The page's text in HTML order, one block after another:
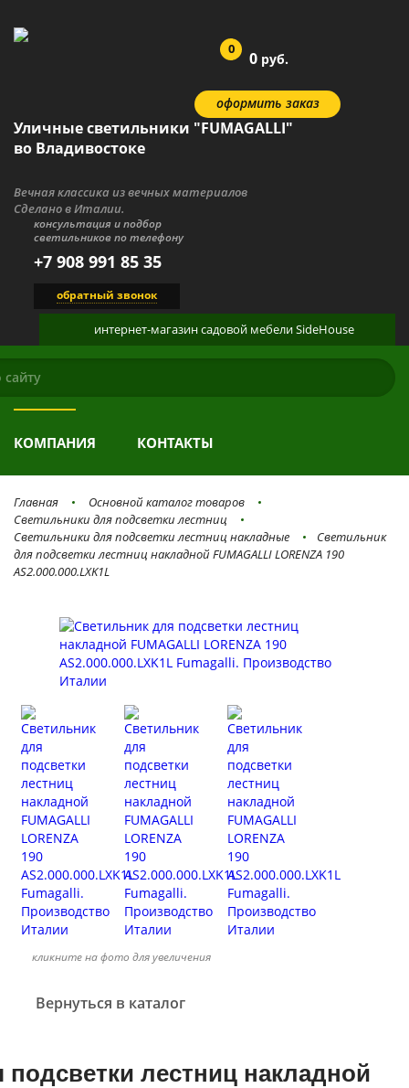
0 0 руб.
оформить заказ
Уличные светильники "FUMAGALLI"
во Владивостоке
Вечная классика из вечных материалов
Сделано в Италии.
консультация и подбор
светильников по телефону
+7 908 991 85 35
обратный звонок
интернет-магазинсадовой мебелиSideHouse
КАТАЛОГ
КОМПАНИЯ КОНТАКТЫ
Главная
Основной каталог товаров
Светильники для подсветки лестниц
Светильники для подсветки лестниц накладные
Светильник
для подсветки лестниц накладной FUMAGALLI LORENZA 190
AS2.000.000.LXK1L
кликните на фото для увеличения
Вернуться в каталог
лестниц накладной